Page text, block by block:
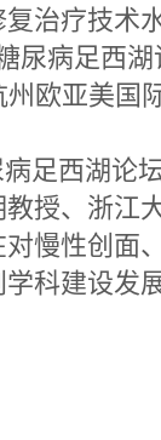
治疗技术
尿病足西
欧亚美国
西湖论坛
授、浙江
慢性创面
科建设发展